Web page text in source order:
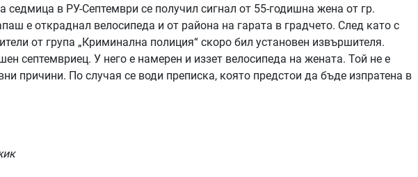
седмица в РУ-Септември се получил сигнал от 55-годишна жена от гр.
е откраднал велосипеда и от района на гарата в градчето. След като с
от група „Криминална полиция“ скоро бил установен извършителя.
септемвриец. У него е намерен и иззет велосипеда на жената. Той не е
причини. По случая се води преписка, която предстои да бъде изпратена в